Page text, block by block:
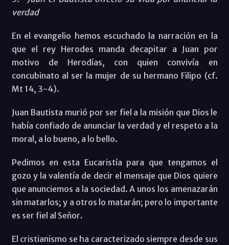
verdad
En el evangelio hemos escuchado la narración en la
que el rey Herodes manda decapitar a Juan por
motivo de Herodías, con quien convivía en
concubinato al ser la mujer de su hermano Filipo (cf.
Mt 14, 3-4).
Juan Bautista murió por ser fiel a la misión que Dios le
había confiado de anunciar la verdad y el respeto a la
moral, a lo bueno, a lo bello.
Pedimos en esta Eucaristía para que tengamos el
gozo y la valentía de decir el mensaje que Dios quiere
que anunciemos a la sociedad. A unos los amenazarán
sin matarlos; y a otros lo matarán; pero lo importante
es ser fiel al Señor.
El cristianismo se ha caracterizado siempre desde sus